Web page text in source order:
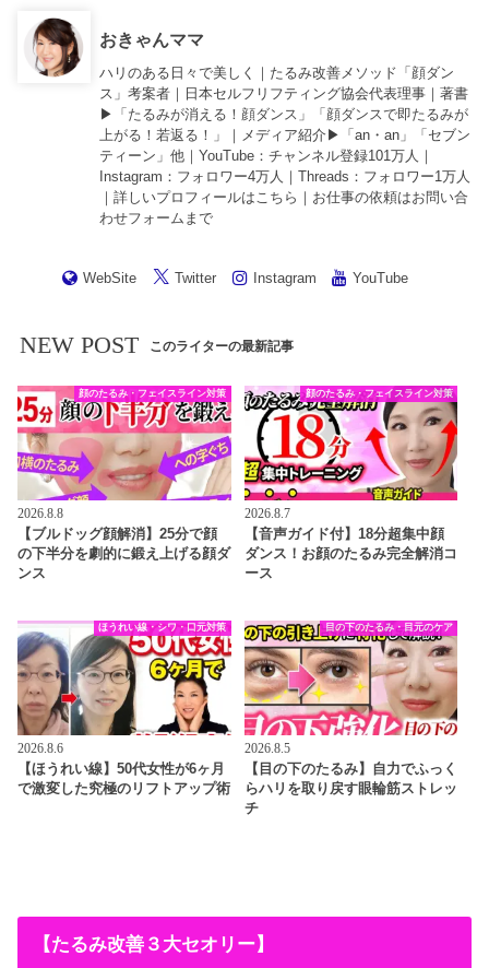
おきゃんママ
ハリのある日々で美しく｜たるみ改善メソッド「顔ダン
ス」考案者｜日本セルフリフティング協会代表理事｜著書
▶︎「たるみが消える！顔ダンス 」「顔ダンスで即たるみが
上がる！若返る！ 」｜メディア紹介▶︎「an・an」「セブン
ティーン」他｜YouTube ：チャンネル登録101万人｜
Instagram ：フォロワー4万人｜Threads ：フォロワー1万人
｜詳しいプロフィールは こちら ｜お仕事の依頼はお問い合
わせフォーム まで
WebSite Twitter Instagram YouTube
NEW POST このライターの最新記事
顔のたるみ・フェイスライン対策
2026.8.8
【ブルドッグ顔解消】25分で顔
の下半分を劇的に鍛え上げる顔ダ
ンス
顔のたるみ・フェイスライン対策
2026.8.7
【音声ガイド付】18分超集中顔
ダンス！お顔のたるみ完全解消コ
ース
ほうれい線・シワ・口元対策
2026.8.6
【ほうれい線】50代女性が6ヶ月
で激変した究極のリフトアップ術
目の下のたるみ・目元のケア
2026.8.5
【目の下のたるみ】自力でふっく
らハリを取り戻す眼輪筋ストレッ
チ
【たるみ改善３大セオリー】